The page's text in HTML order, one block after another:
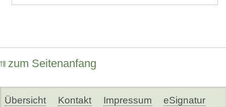
zum Seitenanfang
Übersicht Kontakt Impressum eSignatur